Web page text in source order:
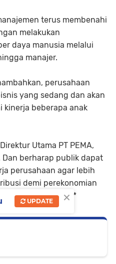
terus membenahi
melakukan
daya manusia melalui
manajer.
perusahaan
yang sedang dan akan
kinerja beberapa anak
Utama PT PEMA,
berharap publik dapat
perusahaan agar lebih
demi perekonomian
kata Cut Nanda.***
×
UPDATE